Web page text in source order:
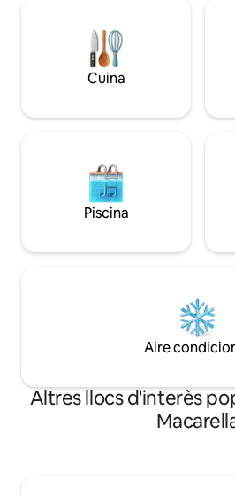
ple de esdeveniments.
Cuina
Piscina
Aire
Altres llocs d'interès